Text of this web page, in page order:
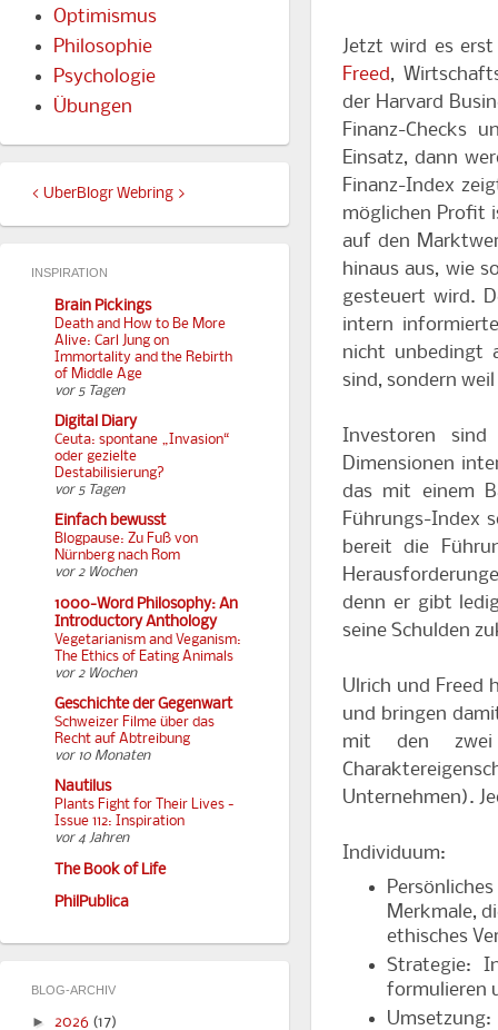
Jetzt wird es
Freed,
der Harvard
Finanz-Checks
Einsatz, dann
Finanz-Index
möglichen Profit
auf den
hinaus aus, wie
gesteuert wird.
intern
nicht unbedingt
sind, sondern
Investoren
Dimensionen
das mit einem
Führungs-Index
bereit die
denn er gibt
seine Schulden
Ulrich und Freed
und bringen
mit den zwei
Unternehmen).
Individuum:
Merkmale,
ethisches
Strategie:
formulieren
Optimismus
Philosophie
Psychologie
Übungen
< UberBlogr Webring >
INSPIRATION
Brain Pickings
Death and How to Be More
Alive: Carl Jung on
Immortality and the Rebirth
of Middle Age
vor 5 Tagen
Digital Diary
Ceuta: spontane „Invasion“
oder gezielte
Destabilisierung?
vor 5 Tagen
Einfach bewusst
Blogpause: Zu Fuß von
Nürnberg nach Rom
vor 2 Wochen
1000-Word Philosophy: An
Introductory Anthology
Vegetarianism and Veganism:
The Ethics of Eating Animals
vor 2 Wochen
Geschichte der Gegenwart
Schweizer Filme über das
Recht auf Abtreibung
vor 10 Monaten
Nautilus
Plants Fight for Their Lives -
Issue 112: Inspiration
vor 4 Jahren
The Book of Life
PhilPublica
BLOG-ARCHIV
► 2026 (17)